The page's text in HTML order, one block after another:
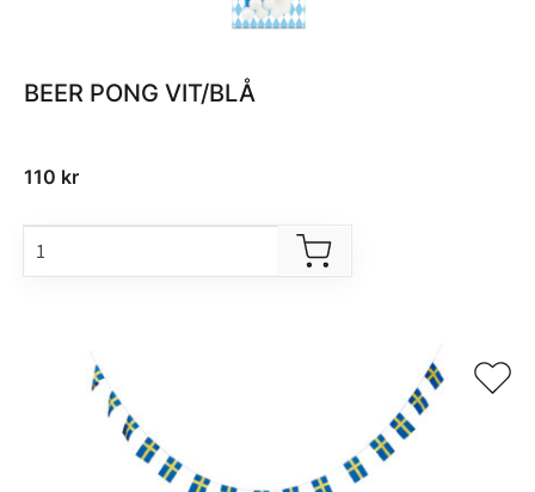
BEER PONG VIT/BLÅ
110 kr